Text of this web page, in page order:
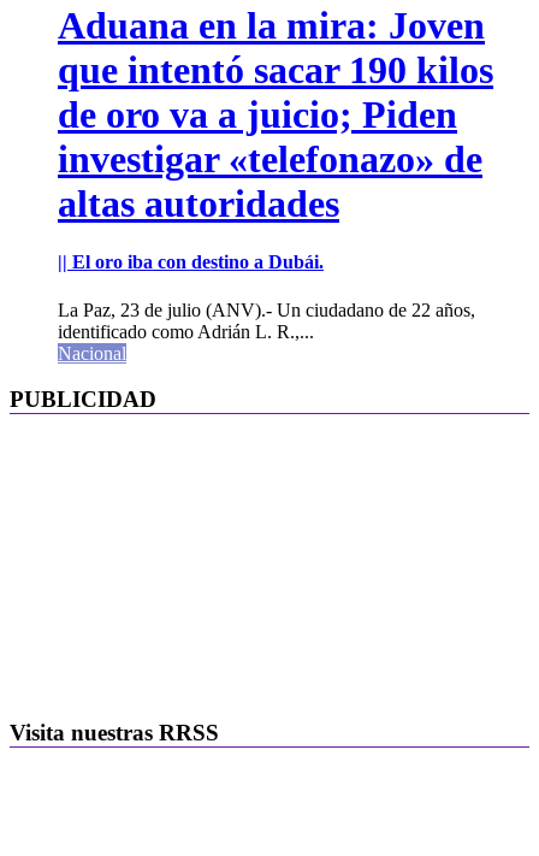
Aduana en la mira: Joven
que intentó sacar 190 kilos
de oro va a juicio; Piden
investigar «telefonazo» de
altas autoridades
|| El oro iba con destino a Dubái.
La Paz, 23 de julio (ANV).- Un ciudadano de 22 años,
identificado como Adrián L. R.,...
Nacional
PUBLICIDAD
Visita nuestras RRSS